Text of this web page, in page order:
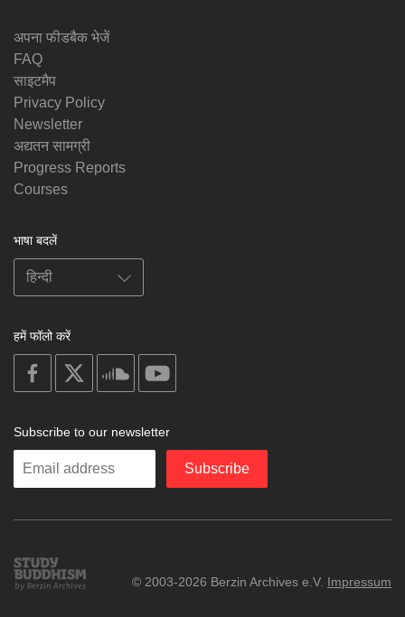
अपना फीडबैक भेजें
FAQ
साइटमैप
Privacy Policy
Newsletter
अद्यतन सामग्री
Progress Reports
Courses
भाषा बदलें
हमें फॉलो करें
on
facebook
soundcloud
Subscribe to our newsletter
Enter
Subscribe
Study
Buddhism
© 2003-2026 Berzin Archives e.V. Impressum